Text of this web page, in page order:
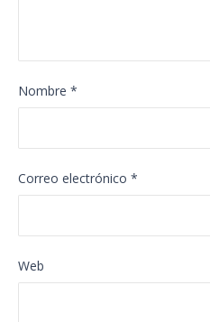
Nombre *
Correo electrónico *
Web